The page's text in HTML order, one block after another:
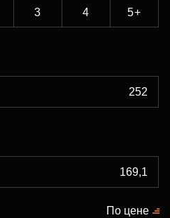
3 4 5+
По цене